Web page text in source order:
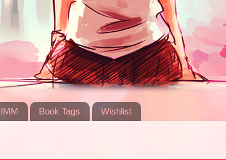
IMM Book Tags Wishlist